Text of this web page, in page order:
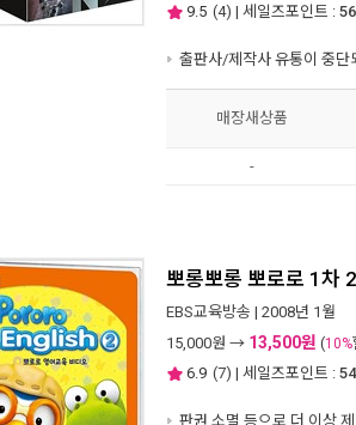
9.5 (4) | 세일즈포인트 :
출판사/제작사 유통이 중단
매장새상품
-
뽀롱뽀롱 뽀로로 1차
EBS교육방송 | 2008년 1월
15,000원 → 13,500원 (10%
6.9 (7) | 세일즈포인트 :
판권 소멸 등으로 더 이상